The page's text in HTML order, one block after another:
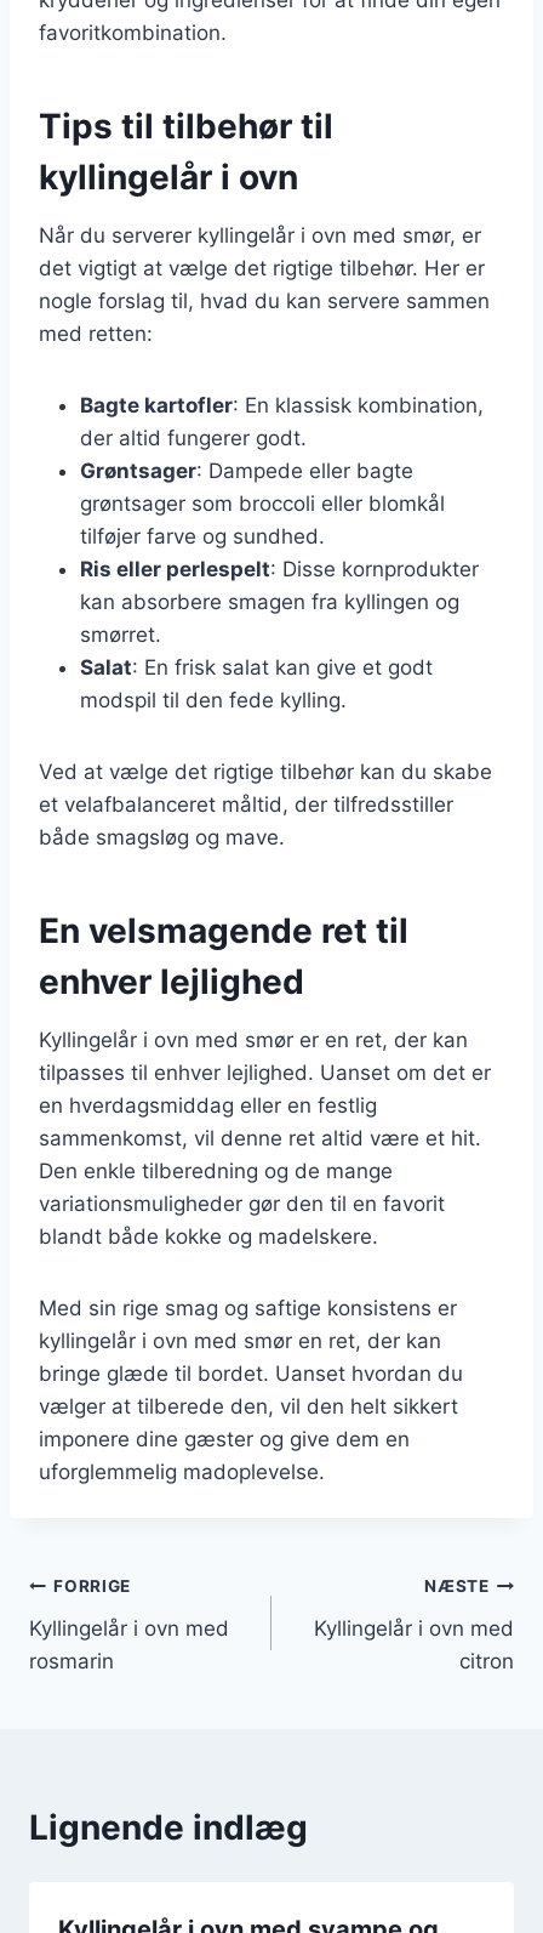
favoritkombination.
Tips til tilbehør til
kyllingelår i ovn
Når du serverer kyllingelår i ovn med smør, er
det vigtigt at vælge det rigtige tilbehør. Her er
nogle forslag til, hvad du kan servere sammen
med retten:
Bagte kartofler: En klassisk kombination,
der altid fungerer godt.
Grøntsager: Dampede eller bagte
grøntsager som broccoli eller blomkål
tilføjer farve og sundhed.
Ris eller perlespelt: Disse kornprodukter
kan absorbere smagen fra kyllingen og
smørret.
Salat: En frisk salat kan give et godt
modspil til den fede kylling.
Ved at vælge det rigtige tilbehør kan du skabe
et velafbalanceret måltid, der tilfredsstiller
både smagsløg og mave.
En velsmagende ret til
enhver lejlighed
Kyllingelår i ovn med smør er en ret, der kan
tilpasses til enhver lejlighed. Uanset om det er
en hverdagsmiddag eller en festlig
sammenkomst, vil denne ret altid være et hit.
Den enkle tilberedning og de mange
variationsmuligheder gør den til en favorit
blandt både kokke og madelskere.
Med sin rige smag og saftige konsistens er
kyllingelår i ovn med smør en ret, der kan
bringe glæde til bordet. Uanset hvordan du
vælger at tilberede den, vil den helt sikkert
imponere dine gæster og give dem en
uforglemmelig madoplevelse.
Indlægsnavigation
FORRIGE
Kyllingelår i ovn med
rosmarin
NÆSTE
Kyllingelår i ovn med
citron
Lignende indlæg